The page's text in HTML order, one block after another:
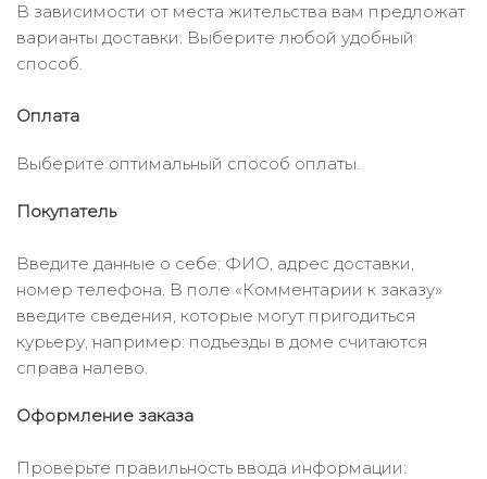
В зависимости от места жительства вам предложат
варианты доставки. Выберите любой удобный
способ.
Оплата
Выберите оптимальный способ оплаты.
Покупатель
Введите данные о себе: ФИО, адрес доставки,
номер телефона. В поле «Комментарии к заказу»
введите сведения, которые могут пригодиться
курьеру, например: подъезды в доме считаются
справа налево.
Оформление заказа
Проверьте правильность ввода информации: